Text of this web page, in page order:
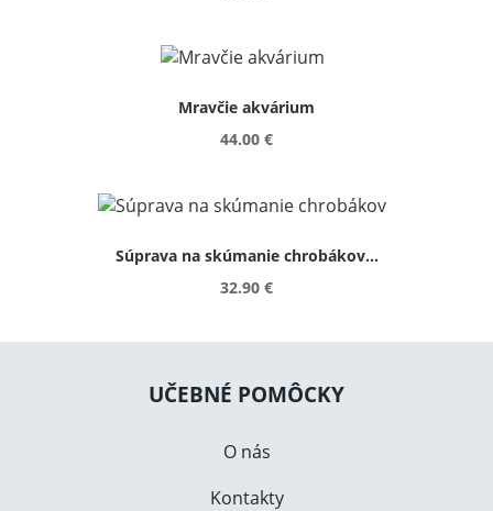
Mravčie akvárium
44.00 €
Súprava na skúmanie chrobákov...
32.90 €
UČEBNÉ POMÔCKY
O nás
Kontakty